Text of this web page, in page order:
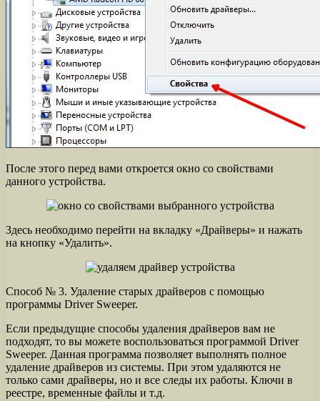
После этого перед вами откроется окно со свойствами
данного устройства.
Здесь необходимо перейти на вкладку «Драйверы» и нажать
на кнопку «Удалить».
Способ № 3. Удаление старых драйверов с помощью
программы Driver Sweeper.
Если предыдущие способы удаления драйверов вам не
подходят, то вы можете воспользоваться программой Driver
Sweeper. Данная программа позволяет выполнять полное
удаление драйверов из системы. При этом удаляются не
только сами драйверы, но и все следы их работы. Ключи в
реестре, временные файлы и т.д.